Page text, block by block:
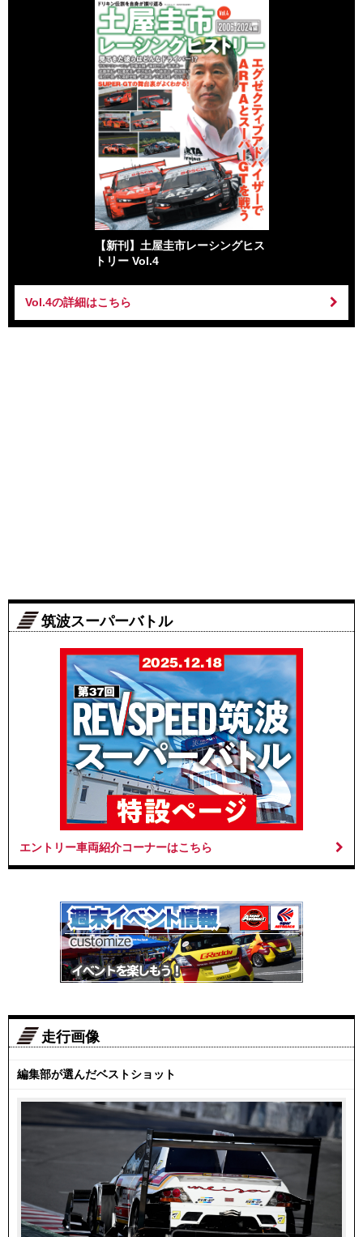
【新刊】土屋圭市レーシングヒス
トリー Vol.4
Vol.4の詳細はこちら
筑波スーパーバトル
エントリー車両紹介コーナーはこちら
走行画像
編集部が選んだベストショット